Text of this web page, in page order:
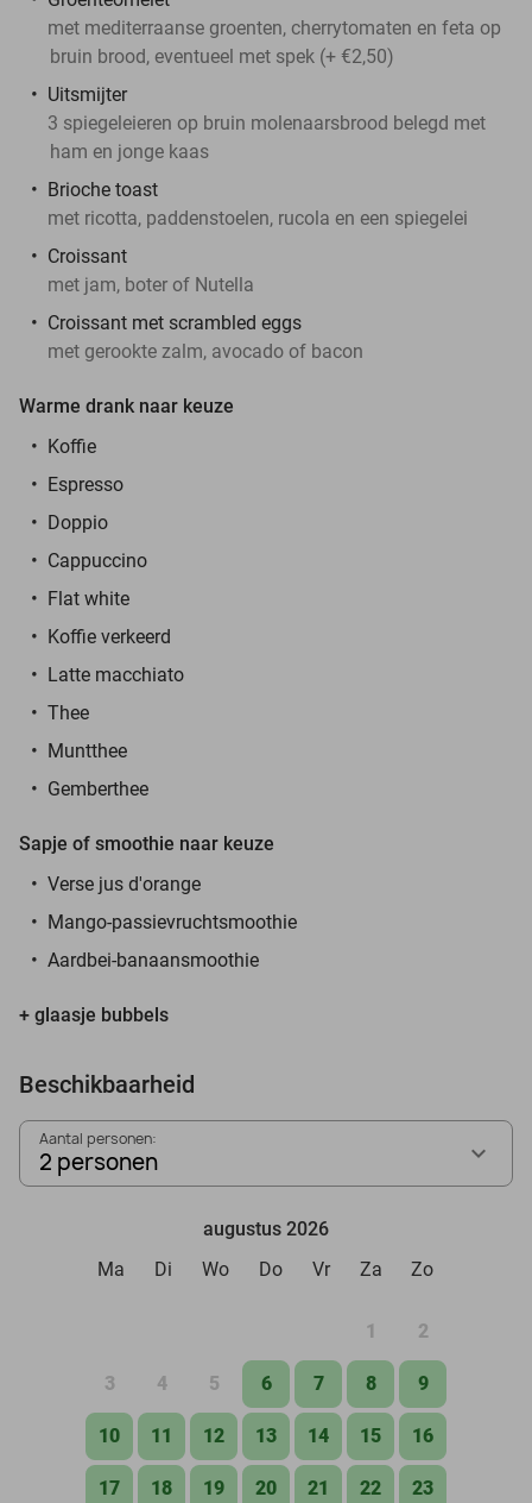
met mediterraanse groenten, cherrytomaten en feta op
bruin brood, eventueel met spek (+ €2,50)
Uitsmijter
3 spiegeleieren op bruin molenaarsbrood belegd met
ham en jonge kaas
Brioche toast
met ricotta, paddenstoelen, rucola en een spiegelei
Croissant
met jam, boter of Nutella
Croissant met scrambled eggs
met gerookte zalm, avocado of bacon
Warme drank naar keuze
Koffie
Espresso
Doppio
Cappuccino
Flat white
Koffie verkeerd
Latte macchiato
Thee
Muntthee
Gemberthee
Sapje of smoothie naar keuze
Verse jus d'orange
Mango-passievruchtsmoothie
Aardbei-banaansmoothie
+ glaasje bubbels
Beschikbaarheid
Aantal personen:
2 personen
augustus 2026
Ma
Di Wo Do Vr Za Zo
1 2
3 4 5 6 7 8 9
10 11 12 13 14 15 16
17 18 19 20 21 22 23